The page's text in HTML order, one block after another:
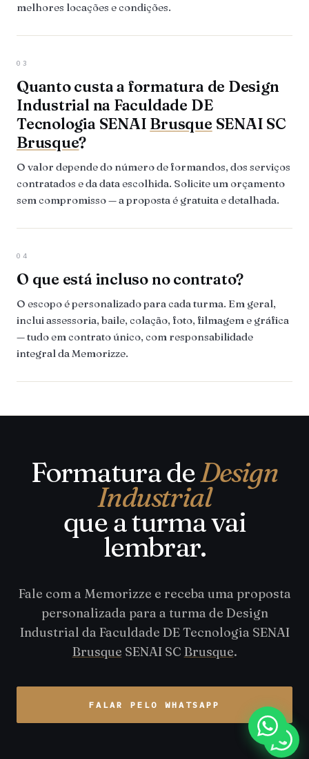
melhores locações e condições.
03
Quanto custa a formatura de Design
Industrial na Faculdade DE
Tecnologia SENAI Brusque SENAI SC
Brusque?
O valor depende do número de formandos, dos serviços
contratados e da data escolhida. Solicite um orçamento
sem compromisso — a proposta é gratuita e detalhada.
04
O que está incluso no contrato?
O escopo é personalizado para cada turma. Em geral,
inclui assessoria, baile, colação, foto, filmagem e gráfica
— tudo em contrato único, com responsabilidade
integral da Memorizze.
Formatura deDesign
Industrial
que a turma vai
lembrar.
Fale com a Memorizze e receba uma proposta
personalizada para a turma de Design
Industrial da Faculdade DE Tecnologia SENAI
Brusque SENAI SC Brusque.
FALAR PELO WHATSAPP